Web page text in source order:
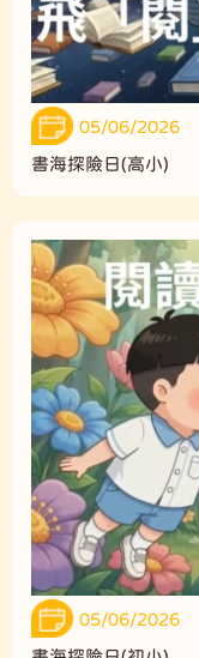
05/06/2026
書海探險日(高小)
05/06/2026